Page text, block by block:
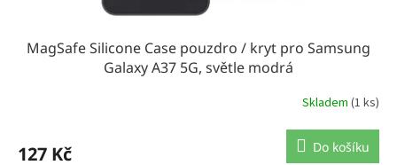
MagSafe Silicone Case pouzdro / kryt pro Samsung
Galaxy A37 5G, světle modrá
Skladem (1 ks)
127 Kč Do košíku